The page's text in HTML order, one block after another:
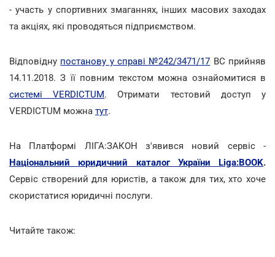
- участь у спортивних змаганнях, інших масових заходах
та акціях, які проводяться підприємством.
Відповідну постанову у справі №242/3471/17 ВС прийняв
14.11.2018. З її повним текстом можна ознайомитися в
системі VERDICTUM. Отримати тестовий доступ у
VERDICTUM можна тут.
На Платформі ЛІГА:ЗАКОН з'явився новий сервіс -
Національний юридичний каталог України Liga:BOOK.
Сервіс створений для юристів, а також для тих, хто хоче
скористатися юридичні послуги.
Читайте також: